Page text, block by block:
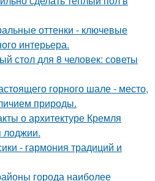
оттенки - ключевые
интерьера.
стол для 8 человек: советы
горного шале - место,
природы.
о архитектуре Кремля
лоджии.
- гармония традиций и
города наиболее